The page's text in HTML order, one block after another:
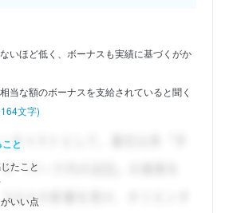
いほど低く、ボーナスも実績に基づくがか
当な額のボーナスを支給されていると聞く
文字)
と
たこと
いい点